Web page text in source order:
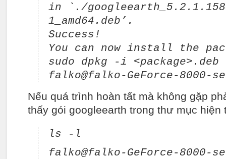
in `./
1_amd64.deb’.
Success!
You can now install the
sudo dpkg -i <package>.deb
falko@falko-GeForce-8000-
Nếu quá trình hoàn tất mà không gặp
thấy gói googleearth trong thư mục hiện
ls -l
falko@falko-GeForce-8000-